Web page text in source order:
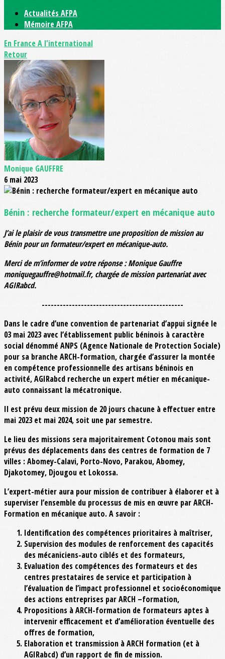
Actualités AFPA
Mémoire AFPA
En FranceA l'international
Retour
Monique GAUFFRE
6 mai 2023
Bénin : recherche formateur/expert en mécanique auto
J’ai le plaisir de vous transmettre une proposition de mission au
Bénin pour un formateur/expert en mécanique-auto.
Merci de m’informer de votre réponse : Monique Gauffre
moniquegauffre@hotmail.fr, chargée de mission partenariat avec
AGIRabcd.
-----------------------------------------------
Dans le cadre d’une convention de partenariat d’appui signée le
03 mai 2023 avec l’établissement public béninois à caractère
social dénommé ANPS (Agence Nationale de Protection Sociale)
pour sa branche ARCH-formation, chargée d’assurer la montée
en compétence professionnelle des artisans béninois en
activité, AGIRabcd recherche un expert métier en mécanique-
auto connaissant la mécatronique.
Il est prévu deux mission de 20 jours chacune à effectuer entre
mai 2023 et mai 2024, soit une par semestre.
Le lieu des missions sera majoritairement Cotonou mais sont
prévus des déplacements dans des centres de formation de 7
villes : Abomey-Calavi, Porto-Novo, Parakou, Abomey,
Djakotomey, Djougou et Lokossa.
L’expert-métier aura pour mission de contribuer à élaborer et à
superviser l’ensemble du processus de mis en œuvre par ARCH-
Formation en mécanique auto. A savoir :
Identification des compétences prioritaires à maîtriser,
Supervision des modules de renforcement des capacités
des mécaniciens-auto ciblés et des formateurs,
Evaluation des compétences des formateurs et des
centres prestataires de service et participation à
l’évaluation de l’impact professionnel et socioéconomique
des actions entreprises par ARCH –formation,
Propositions à ARCH-formation de formateurs aptes à
intervenir efficacement et d’amélioration éventuelle des
offres de formation,
Elaboration et transmission à ARCH formation (et à
AGIRabcd) d’un rapport de fin de mission.